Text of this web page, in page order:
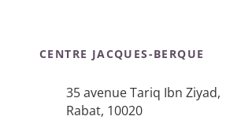
CENTRE JACQUES-BERQUE
35 avenue Tariq Ibn Ziyad,
Rabat, 10020